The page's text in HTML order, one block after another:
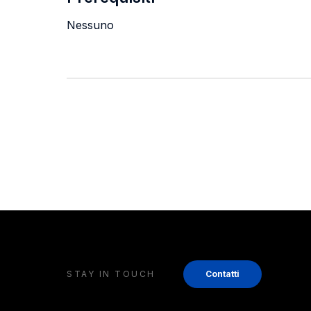
Nessuno
STAY IN TOUCH Contatti